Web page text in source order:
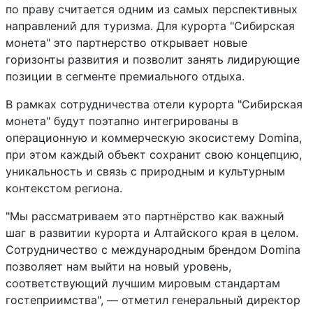
по праву считается одним из самых перспективных
направлений для туризма. Для курорта "Сибирская
монета" это партнерство открывает новые
горизонты развития и позволит занять лидирующие
позиции в сегменте премиального отдыха.
В рамках сотрудничества отели курорта "Сибирская
монета" будут поэтапно интегрированы в
операционную и коммерческую экосистему Domina,
при этом каждый объект сохранит свою концепцию,
уникальность и связь с природным и культурным
контекстом региона.
"Мы рассматриваем это партнёрство как важный
шаг в развитии курорта и Алтайского края в целом.
Сотрудничество с международным брендом Domina
позволяет нам выйти на новый уровень,
соответствующий лучшим мировым стандартам
гостеприимства", — отметил генеральный директор